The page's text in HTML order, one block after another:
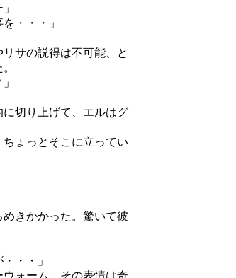
・・・」
サの説得は不可能、と
切り上げて、エルはグ
ちょっとそこに立ってい
きかかった。驚いて彼
・・」
ォーム。その表情は奇